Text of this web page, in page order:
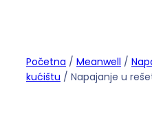
Početna / Meanwell /
kućištu / Napajanje u